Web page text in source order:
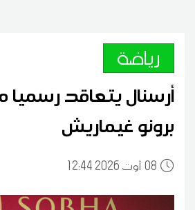
رياضة
أرسنال يتعاقد رسميا
برونو غيماريش
0812:44 2026 أوت